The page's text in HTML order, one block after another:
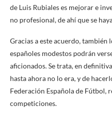
de Luis Rubiales es mejorar e
no profesional, de ahí que se
Gracias a este acuerdo, también
españoles modestos podrán
aficionados. Se trata, en
hasta ahora no lo era, y de
Federación Española de Fútbol,
competiciones.